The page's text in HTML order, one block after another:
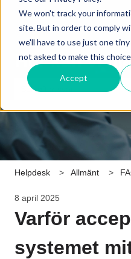
We won't track your
site. But in order to comply
we'll have to use just one
not asked to make this
Accept
Hur kan vi
Helpdesk Allmänt
8 april 2025
Varför
systemet